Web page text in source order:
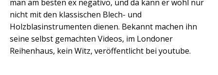
man am besten ex negativo, und da kann er wohl nur
nicht mit den klassischen Blech- und
Holzblasinstrumenten dienen. Bekannt machen ihn
seine selbst gemachten Videos, im Londoner
Reihenhaus, kein Witz, veröffentlicht bei youtube.